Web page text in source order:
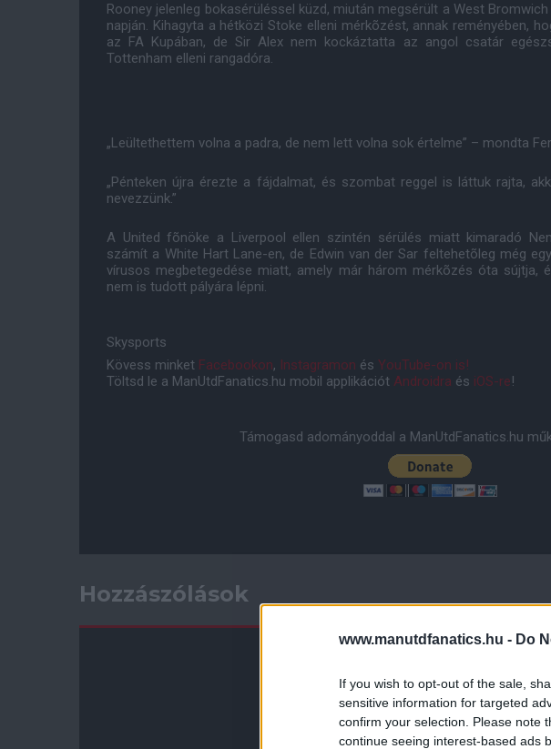
www.manutdfanatics.hu - Do
If you wish to opt-out of the sale,
sensitive information for targeted
confirm your selection. Please note
continue seeing interest-based ads
Rooney jelenleg bokasérüléssel küzd, miután megsérült a West
napján. Kihagyta a hétközi Stoke elleni mérkõzést, annak reményében,
az FA Kupában, de Sir Alex nem kockáztatta az angol csatár
Tottenham elleni rangadóra.
„Leültethettem volna a padra, de nem lett volna sok értelme” – mondta
„Pénteken újra érezte a fájdalmat, és szombat reggel is láttuk rajta,
nevezzünk.”
A United fõnöke a Liverpool ellen szintén sérülés miatt kimaradó
számít a White Hart Lane-en, de Edwin van der Sar feltehetõleg még
vírusos megbetegedése miatt, amely már három mérkõzés óta sújtja,
nem is tudott pályára lépni.
Skysports
Kövess minket Facebookon, Instagramon és YouTube-on is!
Töltsd le a ManUtdFanatics.hu mobil applikációt Androidra és iOS-re!
Támogasd adományoddal a ManUtdFanatics.hu
Hozzászólások